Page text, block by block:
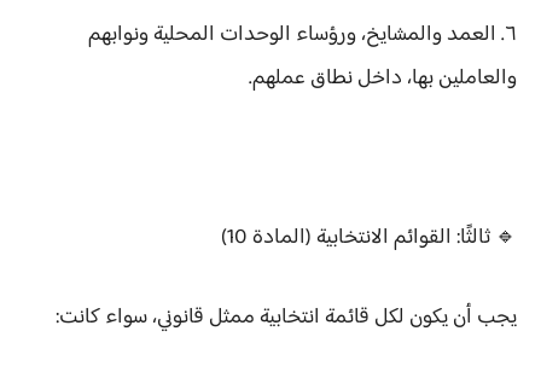
٦. العمد والمشايخ، ورؤساء الوحدات المحلية ونوابهم
والعاملين بها، داخل نطاق عملهم.
🔹 ثالثًا: القوائم الانتخابية (المادة 10)
يجب أن يكون لكل قائمة انتخابية ممثل قانوني، سواء كانت: